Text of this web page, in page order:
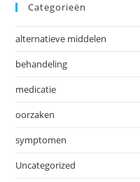
Categorieën
alternatieve middelen
behandeling
medicatie
oorzaken
symptomen
Uncategorized